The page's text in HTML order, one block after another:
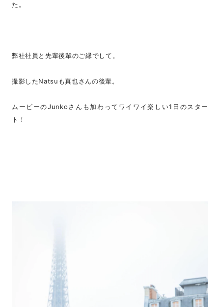
た。
弊社社員と先輩後輩のご縁でして。
撮影したNatsuも真也さんの後輩。
ムービーのJunkoさんも加わってワイワイ楽しい1日のスター
ト！